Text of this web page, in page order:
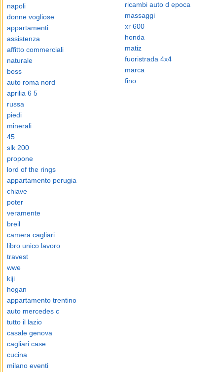
napoli
donne vogliose
appartamenti
assistenza
affitto commerciali
naturale
boss
auto roma nord
aprilia 6 5
russa
piedi
minerali
45
slk 200
propone
lord of the rings
appartamento perugia
chiave
poter
veramente
breil
camera cagliari
libro unico lavoro
travest
wwe
kiji
hogan
appartamento trentino
auto mercedes c
tutto il lazio
casale genova
cagliari case
cucina
milano eventi
ricambi auto d epoca
massaggi
xr 600
honda
matiz
fuoristrada 4x4
marca
fino